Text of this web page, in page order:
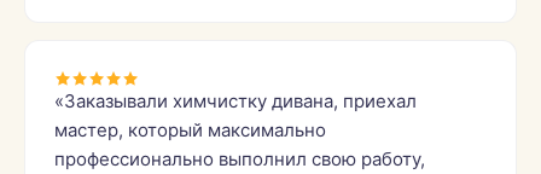
«Заказывали химчистку дивана, приехал
мастер, который максимально
профессионально выполнил свою работу,